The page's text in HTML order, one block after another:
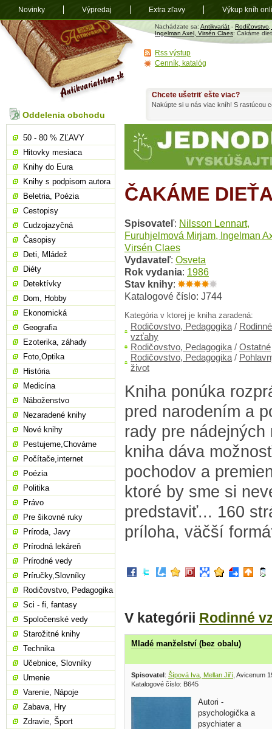
Antikvariát
shop.sk
Nachádzate sa: Antikvariát -
Ingelman Axel, Virsén Claes: Čakáme
ČAKÁME
Spisovateľ: Nilsson Lennart,
Furuhjelmová Mirjam, Ingelman
Virsén Claes
Vydavateľ: Osveta
Rok vydania: 1986
Stav knihy:
Katalogové číslo: J744
Kategória v ktorej je kniha zaradená:
Rodičovstvo, Pedagogika / Rodinné
vzťahy
Rodičovstvo, Pedagogika / Ostatné
Rodičovstvo, Pedagogika /
život
Kniha ponúka
pred narodením a
rady pre nádejných
kniha dáva
pochodov a
ktoré by sme si
predstaviť... 160
príloha, väčší
V kategórii Rodinné
Mladé manželství (bez obalu)
Spisovatel: Šípová Iva, Mellan Jiří , Avicenum
Katalogové číslo: B645
Autori -
psychologička a
psychiater a
Chcete ušetriť ešte viac?
Nakúpte si u nás viac kníh! S rastúcou
Oddelenia obchodu
50 - 80 % ZĽAVY
Hitovky mesiaca
Knihy do Eura
Knihy s podpisom autora
Beletria, Poézia
Cestopisy
Cudzojazyčná
Časopisy
Deti, Mládež
Diéty
Detektívky
Dom, Hobby
Ekonomická
Geografia
Ezoterika, záhady
Foto,Optika
História
Medicína
Náboženstvo
Nezaradené knihy
Nové knihy
Pestujeme,Chováme
Počítače,internet
Poézia
Politika
Právo
Pre šikovné ruky
Príroda, Javy
Prírodná lekáreň
Prírodné vedy
Príručky,Slovníky
Rodičovstvo, Pedagogika
Sci - fi, fantasy
Spoločenské vedy
Starožitné knihy
Technika
Učebnice, Slovníky
Umenie
Varenie, Nápoje
Zabava, Hry
Zdravie, Šport
Rss výstup
Cenník, katalóg
Novinky Výpredaj Extra zľavy Výkup kníh